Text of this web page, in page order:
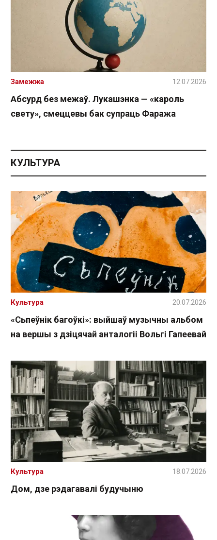
Абсурд без межаў. Лукашэнка — «кароль
свету», смеццевы бак супраць Фаража
Замежжа 12.07.2026
КУЛЬТУРА
«Сьпеўнік багоўкі»: выйшаў музычны альбом
на вершы з дзіцячай анталогіі Вольгі Гапеевай
Культура 20.07.2026
Дом, дзе рэдагавалі будучыню
Культура 18.07.2026